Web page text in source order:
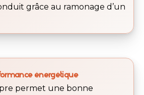
grâce au ramonage d’un
énergétique
permet une bonne